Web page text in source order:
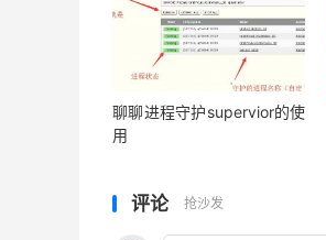
聊聊进程守护supervior的使
用
评论 抢沙发